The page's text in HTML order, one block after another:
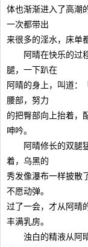
体也渐渐进入了高潮
一次都带出
来很多的淫水，床单
阿晴在快乐的过程
腿，一下趴在
阿晴的身上，叫道：
腰部，努力
的把臀部向上抬着，
呻吟。
阿晴修长的双腿猛
着，乌黑的
秀发像瀑布一样披散
不愿动弹。
过了一会，才从阿晴
丰满乳房。
浊白的精液从阿晴